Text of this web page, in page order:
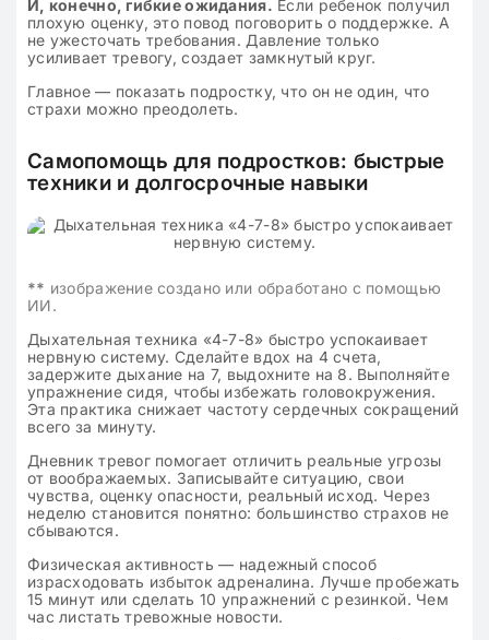
И, конечно, гибкие ожидания. Если ребенок получил
плохую оценку, это повод поговорить о поддержке. А
не ужесточать требования. Давление только
усиливает тревогу, создает замкнутый круг.
Главное — показать подростку, что он не один, что
страхи можно преодолеть.
Самопомощь для подростков: быстрые
техники и долгосрочные навыки
** изображение создано или обработано с помощью
ИИ.
Дыхательная техника «4-7-8» быстро успокаивает
нервную систему. Сделайте вдох на 4 счета,
задержите дыхание на 7, выдохните на 8. Выполняйте
упражнение сидя, чтобы избежать головокружения.
Эта практика снижает частоту сердечных сокращений
всего за минуту.
Дневник тревог помогает отличить реальные угрозы
от воображаемых. Записывайте ситуацию, свои
чувства, оценку опасности, реальный исход. Через
неделю становится понятно: большинство страхов не
сбываются.
Физическая активность — надежный способ
израсходовать избыток адреналина. Лучше пробежать
15 минут или сделать 10 упражнений с резинкой. Чем
час листать тревожные новости.